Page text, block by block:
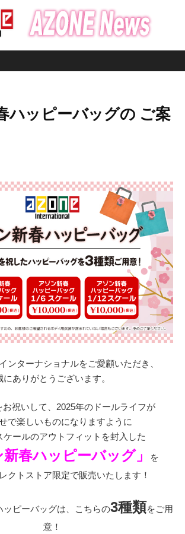
ハッピーバッグの ご案
ンターナショナルをご愛顧いただき、
にありがとうございます。
祝いして、2025年のドールライフが
で楽しいものになりますように
ケールのアウトフィットを封入した
新春ハッピーバッグ」
を
クトストア限定で販売いたします！
ッピーバッグは、こちらの3種類をご用
意！